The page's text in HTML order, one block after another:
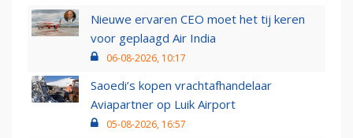
Nieuwe ervaren CEO moet het tij keren
voor geplaagd Air India
06-08-2026, 10:17
Saoedi’s kopen vrachtafhandelaar
Aviapartner op Luik Airport
05-08-2026, 16:57